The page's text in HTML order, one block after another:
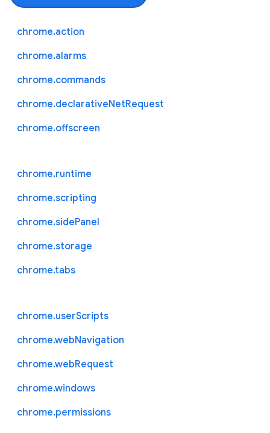
chrome.action
chrome.alarms
chrome.commands
chrome.declarativeNetRequest
chrome.offscreen
chrome.runtime
chrome.scripting
chrome.sidePanel
chrome.storage
chrome.tabs
chrome.userScripts
chrome.webNavigation
chrome.webRequest
chrome.windows
chrome.permissions